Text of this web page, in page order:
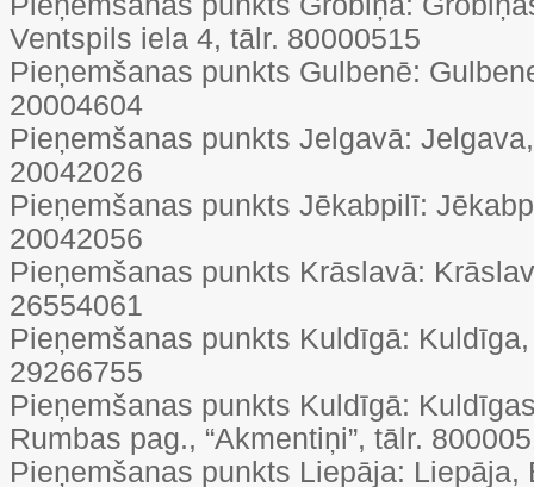
Ventspils iela 4, tālr. 80000515
Pieņemšanas punkts Gulbenē:
20004604
Pieņemšanas punkts Jelgavā:
20042026
Pieņemšanas punkts Jēkabpilī:
20042056
Pieņemšanas punkts Krāslavā:
26554061
Pieņemšanas punkts Kuldīgā:
29266755
Pieņemšanas punkts Kuldīgā:
Rumbas pag., “Akmentiņi”, tālr.
Pieņemšanas punkts Liepāja: Liepāja,